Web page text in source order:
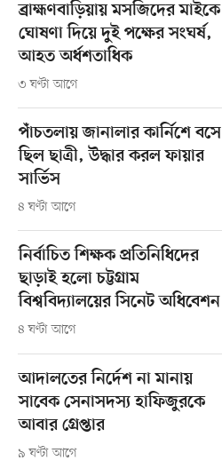
ব্রাহ্মণবাড়িয়ায় মসজিদের মাইকে
ঘোষণা দিয়ে দুই পক্ষের সংঘর্ষ,
আহত অর্ধশতাধিক
৩ ঘণ্টা আগে
পাঁচতলায় জানালার কার্নিশে বসে
ছিল ছাত্রী, উদ্ধার করল ফায়ার
সার্ভিস
৪ ঘণ্টা আগে
নির্বাচিত শিক্ষক প্রতিনিধিদের
ছাড়াই হলো চট্টগ্রাম
বিশ্ববিদ্যালয়ের সিনেট অধিবেশন
৪ ঘণ্টা আগে
আদালতের নির্দেশ না মানায়
সাবেক সেনাসদস্য হাফিজুরকে
আবার গ্রেপ্তার
৯ ঘণ্টা আগে